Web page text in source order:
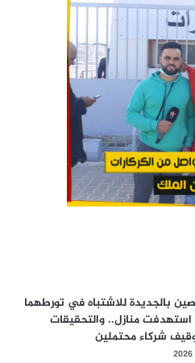
بالجديدة للاشتباه في تورطهما
منازل.. والتحقيقات
شركاء محتملين